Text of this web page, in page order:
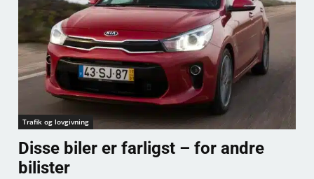
Trafik og lovgivning
Disse biler er farligst – for andre
bilister